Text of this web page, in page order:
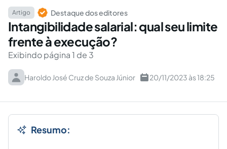
Artigo Destaque dos editores
Intangibilidade salarial: qual seu limite
frente à execução?
Exibindo página 1 de 3
Haroldo José Cruz de Souza Júnior 20/11/2023 às 18:25
Resumo: